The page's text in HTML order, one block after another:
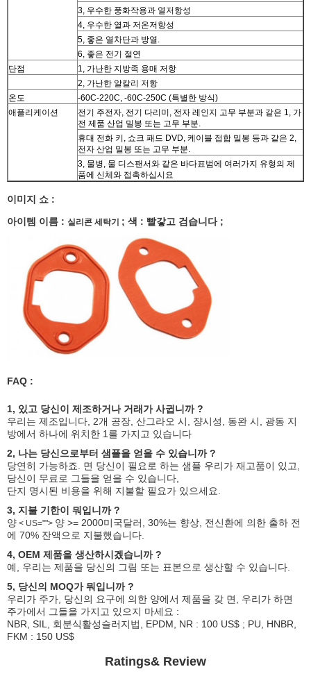
3, 우수한 풍화작용과 열저항성
4, 우수한 열과 저온저항성
5, 좋은 열차단과 방열.
6, 좋은 전기 절연
단점
1, 가난한 지방족 용매 저항
2, 가난한 알칼리 저항
온도
-60C-220C, -60C-250C (특별한 방식)
애플리케이션
전기 주전자, 전기 다리미, 전자 레인지 고무 부분과 같은 1, 가
전 제품 산업 밀봉 또는 고무 부분.
휴대 전화 키, 쇼크 패드 DVD, 케이블 접합 밀봉 등과 같은 2,
전자 산업 밀봉 또는 고무 부분.
3, 물병, 물 디스팬서와 같은 바다표범에 여러가지 유형의 제
품에 신체와 접촉하십시요
이미지 쇼 :
아이템 이름 : 실리콘 세탁기 ; 색 : 빨갛고 검습니다 ;
FAQ :
1, 있고 당신이 제조하거나 거래가 사귑니까 ?
우리는 제조입니다, 2개 공장, 산그라오 시, 쟝시성, 동완 시, 광동 지
방에서 하나에 위치한 1를 가지고 있습니다
2, 나는 당신으로부터 샘플을 얻을 수 있습니까 ?
당연히 가능하죠. 면 당신이 필요로 하는 샘플 우리가 재고품이 있고,
당신이 무료로 그들을 얻을 수 있습니다,
단지 명시된 비용을 위해 지불할 필요가 있으세요.
3, 지불 기한이 뭐입니까 ?
양 < US=""> 양 >= 2000미국달러, 30%는 향상, 전신환에 의한 출하 전
에 70% 잔액으로 지불했습니다.
4, OEM 제품을 생산하시겠습니까 ?
예, 우리는 제품을 당신의 그림 또는 표본으로 생산할 수 있습니다.
5, 당신의 MOQ가 뭐입니까 ?
우리가 주가, 당신의 요구에 의한 양에서 제품을 갖 면, 우리가 하면
주가에서 그들을 가지고 있으지 마세요 :
NBR, SIL, 회분식활성슬러지법, EPDM, NR : 100 US$ ; PU, HNBR,
FKM : 150 US$
Ratings& Review